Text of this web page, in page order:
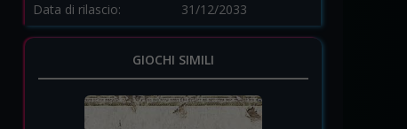
Data di rilascio:
31/12/2033
GIOCHI SIMILI